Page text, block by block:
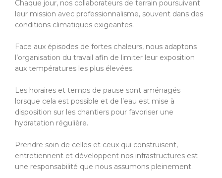
Chaque jour, nos collaborateurs de terrain poursuivent
leur mission avec professionnalisme, souvent dans des
conditions climatiques exigeantes.
Face aux épisodes de fortes chaleurs, nous adaptons
l’organisation du travail afin de limiter leur exposition
aux températures les plus élevées.
Les horaires et temps de pause sont aménagés
lorsque cela est possible et de l’eau est mise à
disposition sur les chantiers pour favoriser une
hydratation régulière.
Prendre soin de celles et ceux qui construisent,
entretiennent et développent nos infrastructures est
une responsabilité que nous assumons pleinement.